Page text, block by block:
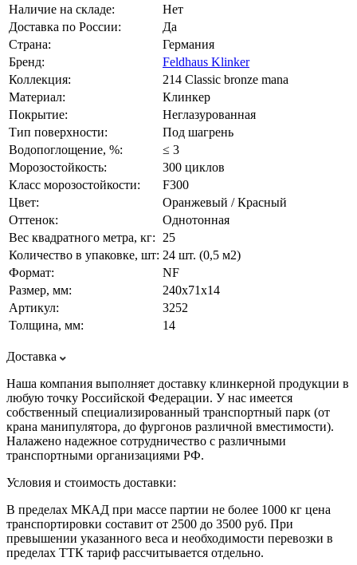
Наличие на складе:
Нет
Доставка по России:
Да
Страна:
Германия
Бренд:
Feldhaus Klinker
Коллекция:
214 Classic bronze mana
Материал:
Клинкер
Покрытие:
Неглазурованная
Тип поверхности:
Под шагрень
Водопоглощение, %:
≤ 3
Морозостойкость:
300 циклов
Класс морозостойкости:
F300
Цвет:
Оранжевый / Красный
Оттенок:
Однотонная
Вес квадратного метра, кг:
25
Количество в упаковке, шт: 24 шт. (0,5 м2)
Формат:
NF
Размер, мм:
240х71х14
Артикул:
3252
Толщина, мм:
14
Доставка
Наша компания выполняет доставку клинкерной продукции в
любую точку Российской Федерации. У нас имеется
собственный специализированный транспортный парк (от
крана манипулятора, до фургонов различной вместимости).
Налажено надежное сотрудничество с различными
транспортными организациями РФ.
Условия и стоимость доставки:
В пределах МКАД при массе партии не более 1000 кг цена
транспортировки составит от 2500 до 3500 руб. При
превышении указанного веса и необходимости перевозки в
пределах ТТК тариф рассчитывается отдельно.